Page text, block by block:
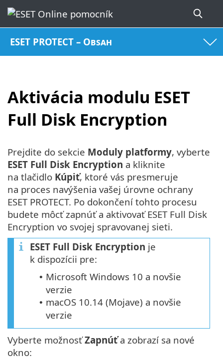
ESET PROTECT – Obsah
Aktivácia modulu ESET
Full Disk Encryption
Prejdite do sekcie Moduly platformy, vyberte
ESET Full Disk Encryption a kliknite
na tlačidlo Kúpiť, ktoré vás presmeruje
na proces navýšenia vašej úrovne ochrany
ESET PROTECT. Po dokončení tohto procesu
budete môcť zapnúť a aktivovať ESET Full Disk
Encryption vo svojej spravovanej sieti.
ESET Full Disk Encryption je
k dispozícii pre:
• Microsoft Windows 10 a novšie
verzie
• macOS 10.14 (Mojave) a novšie
verzie
Vyberte možnosťZapnúťa zobrazí sa nové
okno: